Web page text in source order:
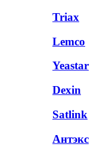
Triax
Lemco
Yeastar
Dexin
Satlink
Антэкс